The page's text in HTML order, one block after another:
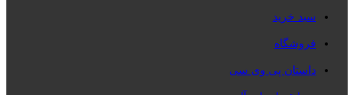
سبد خرید
فروشگاه
داستان پی وی سی